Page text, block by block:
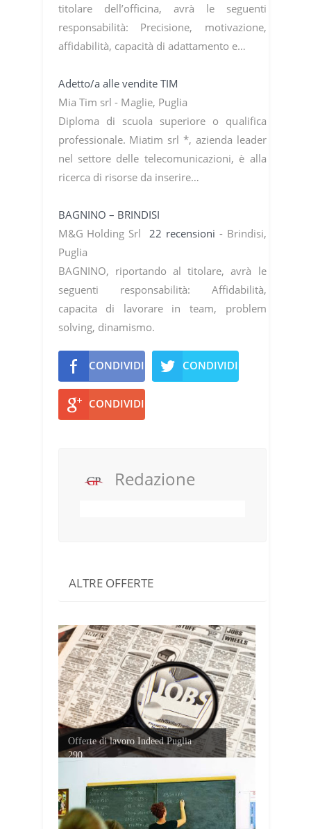
titolare dell’officina, avrà le seguenti
responsabilità: Precisione, motivazione,
affidabilità, capacità di adattamento e…
Adetto/a alle vendite TIM
Mia Tim srl - Maglie, Puglia
Diploma di scuola superiore o qualifica
professionale. Miatim srl *, azienda leader
nel settore delle telecomunicazioni, è alla
ricerca di risorse da inserire…
BAGNINO – BRINDISI
M&G Holding Srl 22 recensioni - Brindisi,
Puglia
BAGNINO, riportando al titolare, avrà le
seguenti responsabilità: Affidabilità,
capacita di lavorare in team, problem
solving, dinamismo.
CONDIVIDI CONDIVIDI
CONDIVIDI
Redazione
ALTRE OFFERTE
Offerte di lavoro Indeed Puglia
290...